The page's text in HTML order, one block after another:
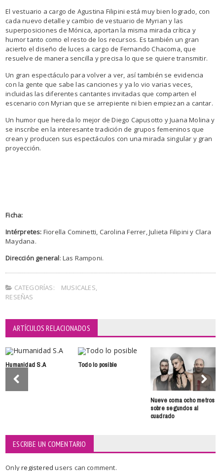
El vestuario a cargo de Agustina Filipini está muy bien logrado, con
cada nuevo detalle y cambio de vestuario de Myrian y las
superposiciones de Mónica, aportan la misma mirada crítica y
humor tanto como el resto de los recursos. Es también un gran
acierto el diseño de luces a cargo de Fernando Chacoma, que
resuelve de manera sencilla y precisa lo que se quiere transmitir.
Un gran espectáculo para volver a ver, así también se evidencia
con la gente que sabe las canciones y ya lo vio varias veces,
incluidas las diferentes cantantes invitadas que comparten el
escenario con Myrian que se arrepiente ni bien empiezan a cantar.
Un humor que hereda lo mejor de Diego Capusotto y Juana Molina y
se inscribe en la interesante tradición de grupos femeninos que
crean y producen sus espectáculos con una mirada singular y gran
proyección.
Ficha:
Intérpretes: Fiorella Cominetti, Carolina Ferrer, Julieta Filipini y Clara
Maydana.
Dirección general: Las Ramponi.
CATEGORÍAS: MUSICALES,
RESEÑAS
ARTÍCULOS RELACIONADOS
Humanidad S.A Todo lo posible
Nueve coma ocho metros
sobre segundos al
cuadrado
ESCRIBE UN COMENTARIO
Onlyregisteredusers can comment.